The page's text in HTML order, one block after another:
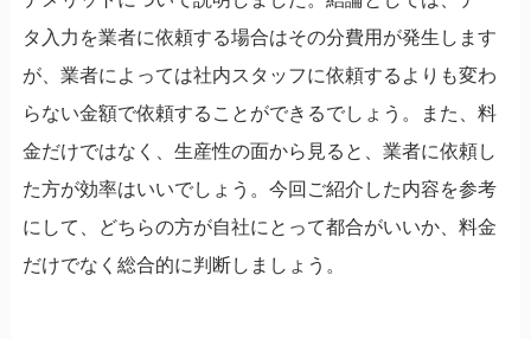
タ入力を業者に依頼する場合はその分費用が発生します
が、業者によっては社内スタッフに依頼するよりも変わ
らない金額で依頼することができるでしょう。また、料
金だけではなく、生産性の面から見ると、業者に依頼し
た方が効率はいいでしょう。今回ご紹介した内容を参考
にして、どちらの方が自社にとって都合がいいか、料金
だけでなく総合的に判断しましょう。